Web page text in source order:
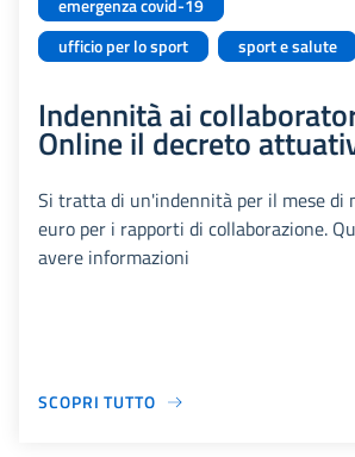
emergenza covid-19
ufficio per lo sport
sport e salute
Indennità ai
Online il decreto
Si tratta di un'indennità per il mese di
euro per i rapporti di collaborazione.
avere informazioni
SCOPRI TUTTO